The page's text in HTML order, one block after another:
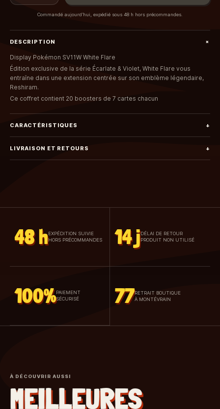
Commandé aujourd’hui, expédié sous 48 h hors précommandes.
DESCRIPTION +
Display Pokémon SV11W White Flare
Édition exclusive de la série Écarlate & Violet, White Flare vous
entraîne dans une extension centrée sur son emblème légendaire,
Reshiram.
Ce coffret contient 20 boosters de 7 cartes chacun
CARACTÉRISTIQUES +
LIVRAISON ET RETOURS +
48 hEXPÉDITION SUIVIE
HORS PRÉCOMMANDES
14 jDÉLAI DE RETOUR
PRODUIT NON UTILISÉ
100%PAIEMENT
SÉCURISÉ
77RETRAIT BOUTIQUE
À MONTÉVRAIN
À DÉCOUVRIR AUSSI
MEILLEURES